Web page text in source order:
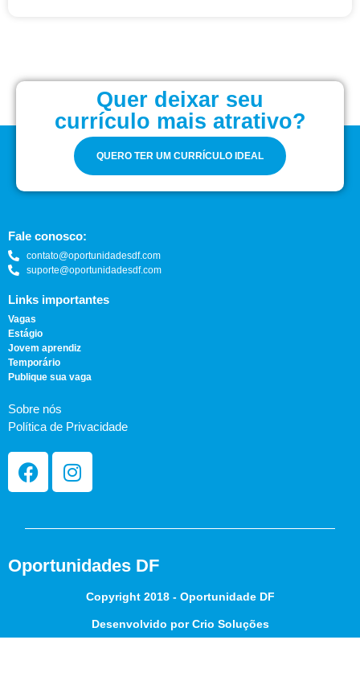
Quer deixar seu
currículo mais atrativo?
QUERO TER UM CURRÍCULO IDEAL
Fale conosco:
contato@oportunidadesdf.com
suporte@oportunidadesdf.com
Links importantes
Vagas
Estágio
Jovem aprendiz
Temporário
Publique sua vaga
Sobre nós
Política de Privacidade
Oportunidades DF
Copyright 2018 - Oportunidade DF
Desenvolvido por Crio Soluções